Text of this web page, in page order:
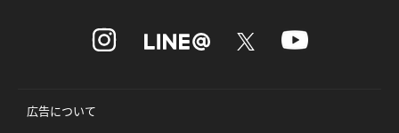
広告について